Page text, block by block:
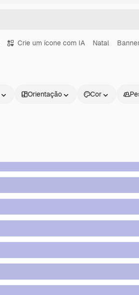
Crie um ícone com IA Natal
Orientação Cor
Assistente de IA
imagens
Texto para voz
Documentação
Termos e
Política de